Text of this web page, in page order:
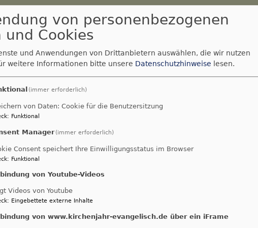
Ermreuth
um den Segen und die Begleitung Gottes in der vor
von personenbezogenen
und Cookies
und Anwendungen von Drittanbietern auswählen, die wir nutzen
weitere Informationen bitte unsere Datenschutzhinweise lesen.
(immer erforderlich)
von Daten: Cookie für die Benutzersitzung
: Funktional
Manager (immer erforderlich)
Consent speichert Ihre Einwilligungsstatus im Browser
: Funktional
von Youtube-Videos
Videos von Youtube
: Eingebettete externe Inhalte
von www.kirchenjahr-evangelisch.de über ein iFrame